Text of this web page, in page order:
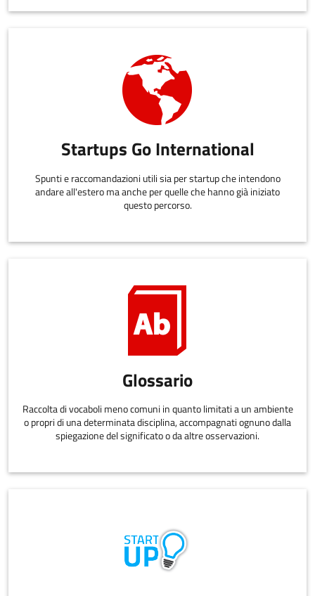
Startups Go International
Spunti e raccomandazioni utili sia per startup che intendono
andare all'estero ma anche per quelle che hanno già iniziato
questo percorso.
Glossario
Raccolta di vocaboli meno comuni in quanto limitati a un ambiente
o propri di una determinata disciplina, accompagnati ognuno dalla
spiegazione del significato o da altre osservazioni.